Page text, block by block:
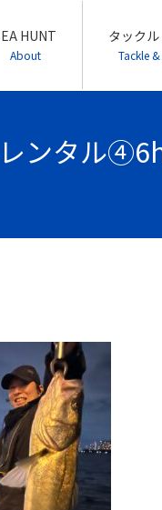
HUNT
About
タック
Tackle
ンタル